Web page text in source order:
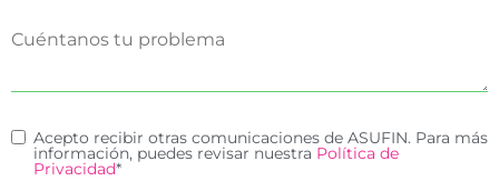
Acepto recibir otras comunicaciones de ASUFIN. Para más
información, puedes revisar nuestra Política de
Privacidad*